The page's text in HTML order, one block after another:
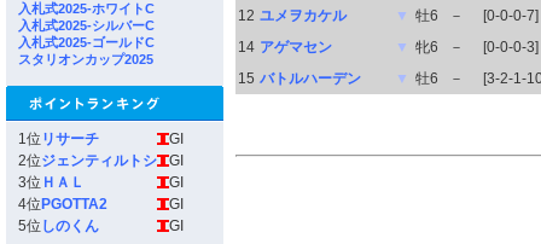
入札式2025-ホワイトC
入札式2025-シルバーC
入札式2025-ゴールドC
スタリオンカップ2025
1位 リサーチ
GI
2位ジェンティルトシ
GI
3位 ＨＡＬ
GI
4位 PGOTTA2
GI
5位 しのくん
GI
12 ユメヲカケル ▼ 牡6 －
[0-0-0-7]
14 アゲマセン ▼ 牝6 －
[0-0-0-3]
15 バトルハーデン ▼ 牡6 － [3-2-1-